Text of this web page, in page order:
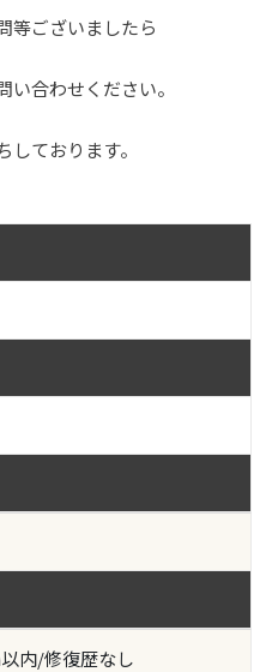
等ございましたら
合わせください。
ております。
内/修復歴なし